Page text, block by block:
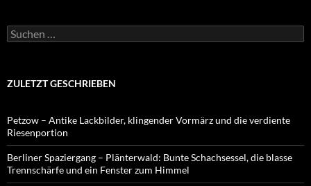
Suchen
nach:
ZULETZT GESCHRIEBEN
Petzow – Antike Lackbilder, klingender Vormärz und die verdiente
Riesenportion
Berliner Spaziergang – Plänterwald: Bunte Schachsessel, die blasse
Trennschärfe und ein Fenster zum Himmel